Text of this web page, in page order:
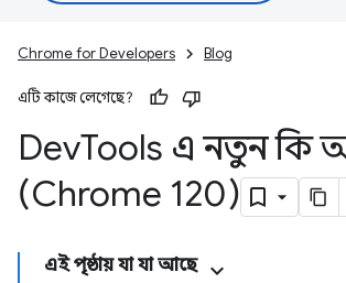
Chrome for Developers Blog
এটি কাজে লেগেছে?
DevTools এ নতুন কি
(Chrome 120)
এই পৃষ্ঠায় যা যা আছে